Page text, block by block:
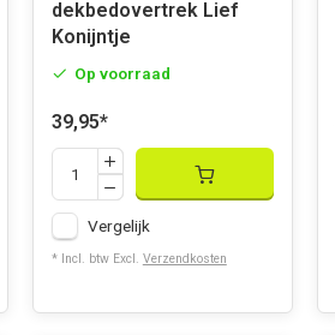
dekbedovertrek Lief
Konijntje
Op voorraad
39,95*
Vergelijk
* Incl. btw Excl. Verzendkosten